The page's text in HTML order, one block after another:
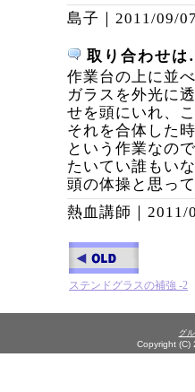
島子｜ 2011/09/
取り合わせ
作業台の上に並
ガラスを外光に
せを頭にいれ、
それを合体し
という作業なの
たいてい誰もい
頭の体操と思っ
熱血講師｜ 2011/
ステンドグラスの補強 -2
グ
Copyright (C)